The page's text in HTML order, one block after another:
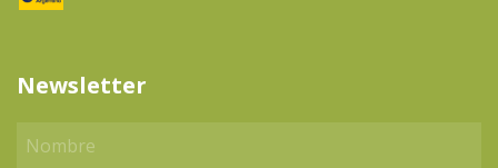
Newsletter